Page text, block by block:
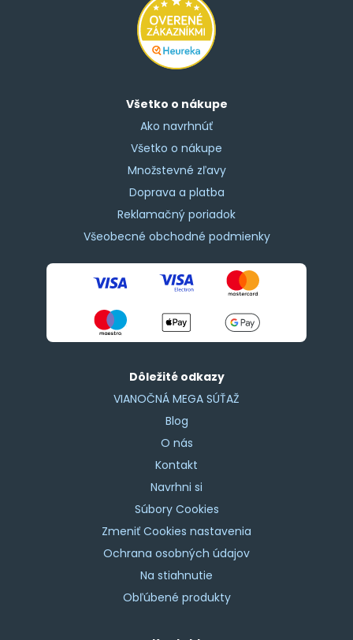
Všetko o nákupe
Ako navrhnúť
Všetko o nákupe
Množstevné zľavy
Doprava a platba
Reklamačný poriadok
Všeobecné obchodné podmienky
Dôležité odkazy
VIANOČNÁ MEGA SÚŤAŽ
Blog
O nás
Kontakt
Navrhni si
Súbory Cookies
Zmeniť Cookies nastavenia
Ochrana osobných údajov
Na stiahnutie
Obľúbené produkty